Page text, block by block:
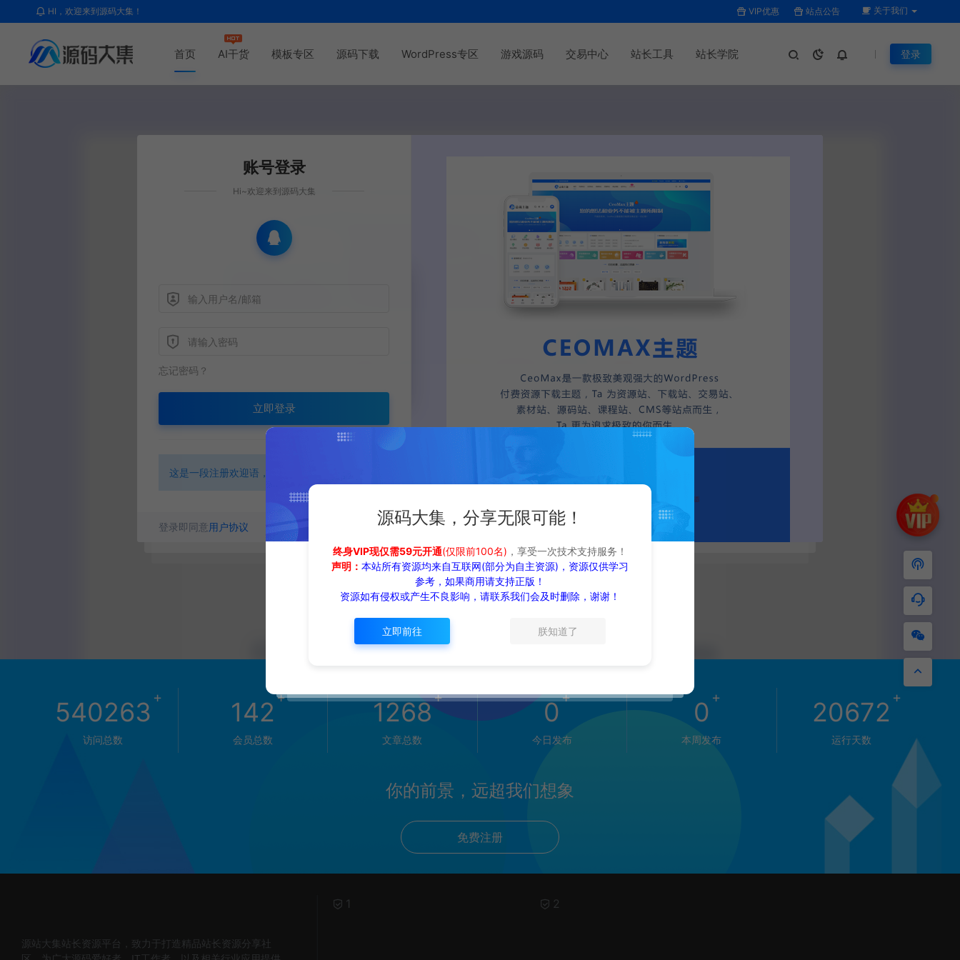
HI，欢迎来到源码大集！ VIP优惠 站点公告 关于我们
首页 AI干货 模板专区 源码下载 WordPress专区 游戏源码 交易中心 站长工具 站长学院 登录
账号登录
Hi~欢迎来到源码大集
忘记密码？
立即登录
这是一段注册欢迎语，在后台可以更换。
登录即同意用户协议 立即注册
返回首页
540263 +
访问总数
142 +
会员总数
1268+
文章总数
0+
今日发布
0 +
本周发布
20672 +
运行天数
你的前景，远超我们想象
免费注册
源站大集站长资源平台，致力于打造精品站长资源分享社
1 2
源码大集，分享无限可能！
终身VIP现仅需59元开通(仅限前100名) ，享受一次技术支持服务！
声明： 本站所有资源均来自互联网(部分为自主资源)，资源仅供学习
参考，如果商用请支持正版！
资源如有侵权或产生不良影响，请联系我们会及时删除，谢谢！
立即前往 朕知道了